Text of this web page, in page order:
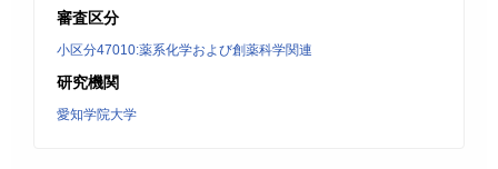
審査区分
小区分47010:薬系化学および創薬科学関連
研究機関
愛知学院大学